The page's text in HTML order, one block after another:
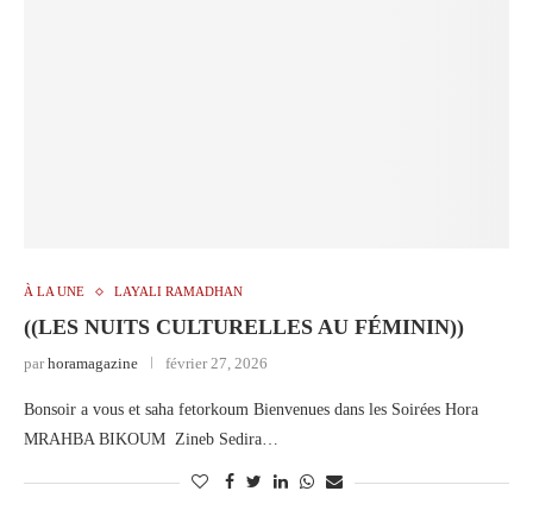
À LA UNE LAYALI RAMADHAN
((LES NUITS CULTURELLES AU FÉMININ))
parhoramagazine février 27, 2026
Bonsoir a vous et saha fetorkoum Bienvenues dans les Soirées Hora
MRAHBA BIKOUM Zineb Sedira…